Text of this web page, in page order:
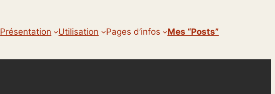
Présentation Utilisation Pages d’infos Mes “posts”